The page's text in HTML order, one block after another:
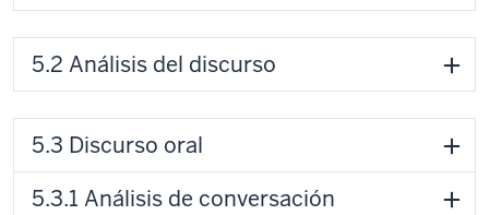
5.2 Análisis del discurso
5.3 Discurso oral
5.3.1 Análisis de conversación